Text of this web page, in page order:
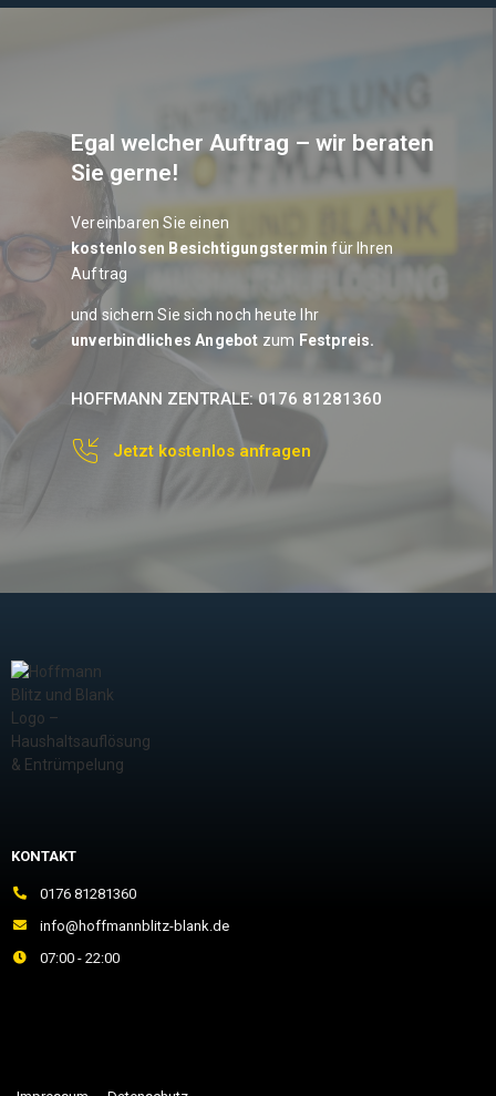
Egal welcher Auftrag – wir beraten
Sie gerne!
Vereinbaren Sie einen
kostenlosen Besichtigungsterminfür Ihren
Auftrag
und sichern Sie sichnoch heute Ihr
unverbindliches Angebot zum Festpreis.
HOFFMANN ZENTRALE: 0176 81281360
Jetzt kostenlos anfragen
KONTAKT
0176 81281360
info@hoffmannblitz-blank.de
07:00 - 22:00